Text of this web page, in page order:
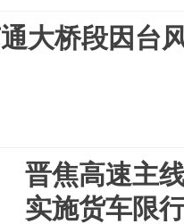
大桥段因台
晋焦高速主
实施货车限